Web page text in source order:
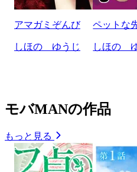
アマガミぞんび
しほの ゆうじ
ペットな
しほの
モバMANの作品
もっと見る